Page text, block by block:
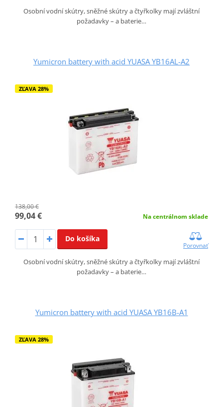
Osobní vodní skútry, sněžné skútry a čtyřkolky mají zvláštní
požadavky – a baterie…
Yumicron battery with acid YUASA YB16AL-A2
ZĽAVA 28%
138,00 €
99,04 € Na centrálnom sklade
Do košíka
Porovnať
Osobní vodní skútry, sněžné skútry a čtyřkolky mají zvláštní
požadavky – a baterie…
Yumicron battery with acid YUASA YB16B-A1
ZĽAVA 28%